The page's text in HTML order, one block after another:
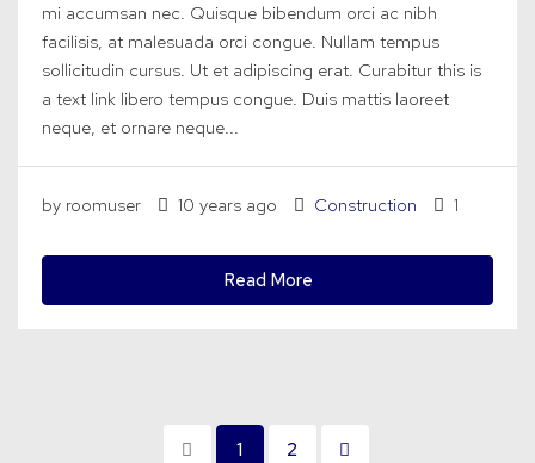
mi accumsan nec. Quisque bibendum orci ac nibh
facilisis, at malesuada orci congue. Nullam tempus
sollicitudin cursus. Ut et adipiscing erat. Curabitur this is
a text link libero tempus congue. Duis mattis laoreet
neque, et ornare neque...
by roomuser 10 years ago Construction 1
Read More
1 2